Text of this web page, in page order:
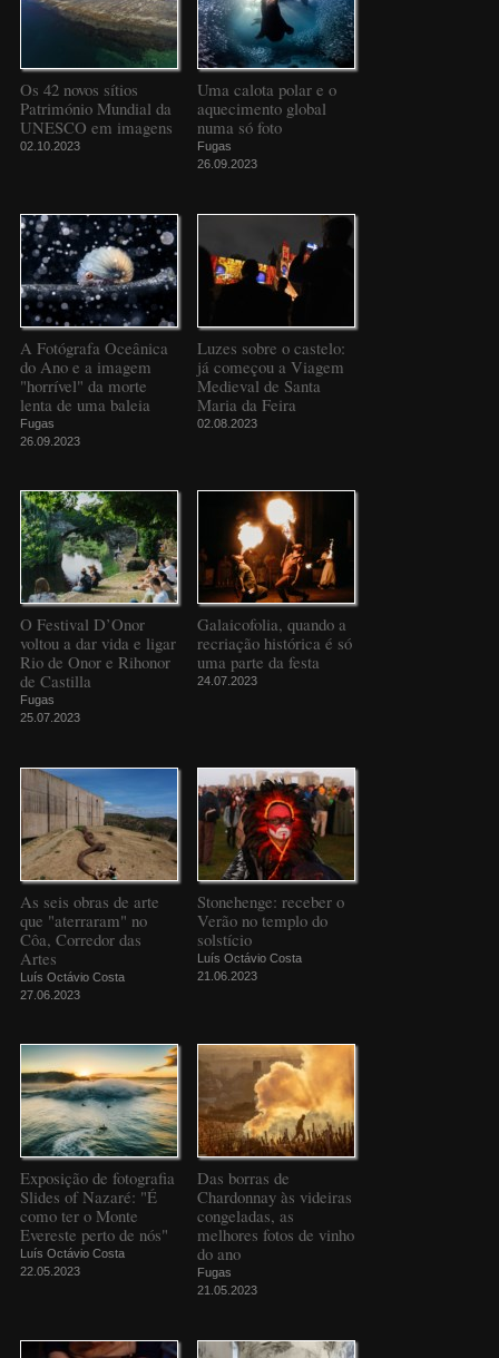
Os 42 novos sítios
Património Mundial da
UNESCO em imagens
02.10.2023
Uma calota polar e o
aquecimento global
numa só foto
Fugas
26.09.2023
A Fotógrafa Oceânica
do Ano e a imagem
"horrível" da morte
lenta de uma baleia
Fugas
26.09.2023
Luzes sobre o castelo:
já começou a Viagem
Medieval de Santa
Maria da Feira
02.08.2023
O Festival D’Onor
voltou a dar vida e ligar
Rio de Onor e Rihonor
de Castilla
Fugas
25.07.2023
Galaicofolia, quando a
recriação histórica é só
uma parte da festa
24.07.2023
As seis obras de arte
que "aterraram" no
Côa, Corredor das
Artes
Luís Octávio Costa
27.06.2023
Stonehenge: receber o
Verão no templo do
solstício
Luís Octávio Costa
21.06.2023
Exposição de fotografia
Slides of Nazaré: "É
como ter o Monte
Evereste perto de nós"
Luís Octávio Costa
22.05.2023
Das borras de
Chardonnay às videiras
congeladas, as
melhores fotos de vinho
do ano
Fugas
21.05.2023